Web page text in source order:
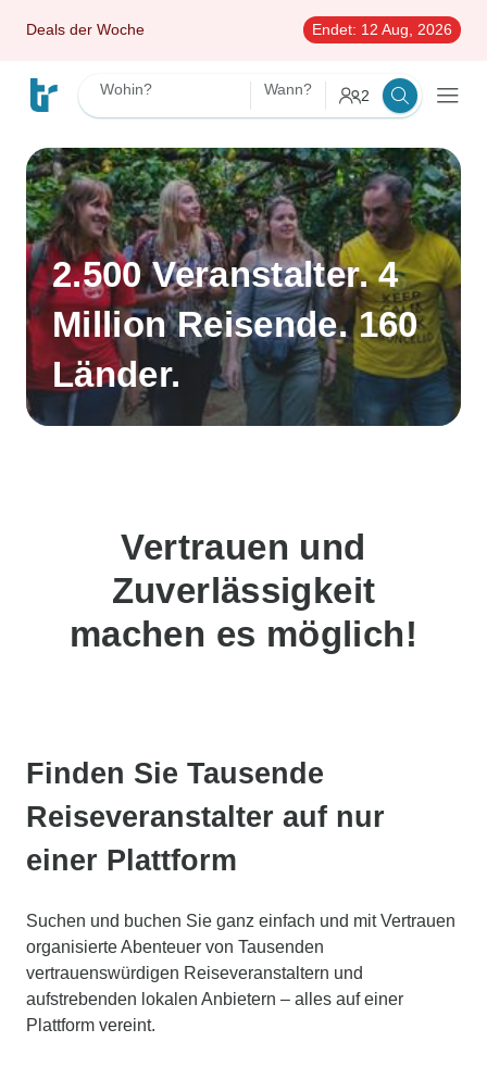
Deals der Woche Endet: 12 Aug, 2026
Wohin? Wann? 2
2.500 Veranstalter. 4
Million Reisende. 160
Länder.
Vertrauen und
Zuverlässigkeit
machen es möglich!
Finden Sie Tausende
Reiseveranstalter auf nur
einer Plattform
Suchen und buchen Sie ganz einfach und mit Vertrauen
organisierte Abenteuer von Tausenden
vertrauenswürdigen Reiseveranstaltern und
aufstrebenden lokalen Anbietern – alles auf einer
Plattform vereint.